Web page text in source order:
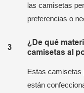
las camisetas
preferencias o
3
¿De qué
camisetas al
Estas camisetas
están